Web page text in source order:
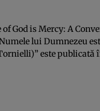
of God is Mercy: A
lui Dumnezeu
este publicată